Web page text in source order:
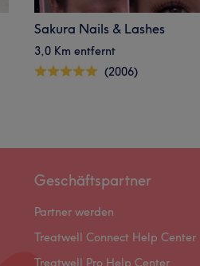
Sakura Nails & Lashes
3,0 Km entfernt
(2006)
Geschäftspartner
Partner werden
Treatwell Connect Help Center
Treatwell Pro Help Center